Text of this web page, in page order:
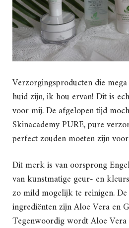
Verzorgingsproducten die
huid zijn, ik hou ervan! Dit is
voor mij. De afgelopen tijd
Skinacademy PURE, pure
perfect zouden moeten zijn
Dit merk is van oorsprong
van kunstmatige geur- en
zo mild mogelijk te reinigen.
ingrediënten zijn Aloe Vera en
Tegenwoordig wordt Aloe